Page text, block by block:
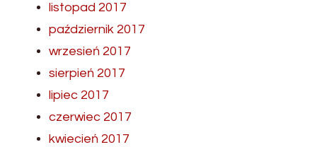
listopad 2017
październik 2017
wrzesień 2017
sierpień 2017
lipiec 2017
czerwiec 2017
kwiecień 2017